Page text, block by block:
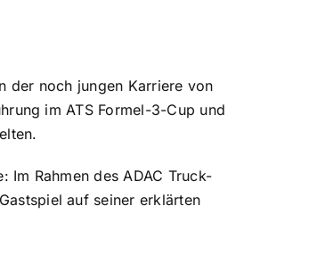
der noch jungen Karriere von
im ATS Formel-3-Cup und
Im Rahmen des ADAC Truck-
auf seiner erklärten